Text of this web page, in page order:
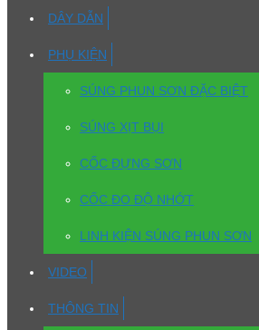
DÂY DẪN
PHỤ KIỆN
SÚNG PHUN SƠN ĐẶC BIỆT
SÚNG XỊT BỤI
CỐC ĐỰNG SƠN
CỐC ĐO ĐỘ NHỚT
LINH KIỆN SÚNG PHUN SƠN
VIDEO
THÔNG TIN